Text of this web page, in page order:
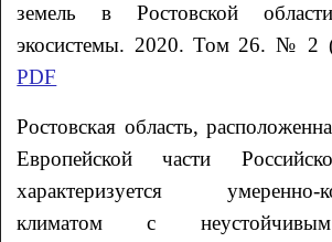
земель в Ростовской
экосистемы. 2020. Том 26. № 2
PDF
Ростовская область,
Европейской части
характеризуется умеренно-
климатом с